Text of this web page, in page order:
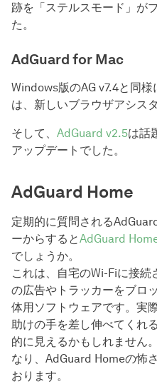
跡を「ステルスモード」が
た。
AdGuard for Mac
Windows版のAG v7.4と同様
は、新しいブラウザアシス
そして、 AdGuard v2.5は話
アップデートでした。
AdGuard Home
定期的に質問される
ーからするとAdGuard
でしょうか。
これは、自宅のWi-Fiに接続
の広告やトラッカーをブロ
体用ソフトウェアです。実
助けの手を差し伸べてくれ
的に見えるかもしれません
なり、AdGuard Homeの怖
おります。